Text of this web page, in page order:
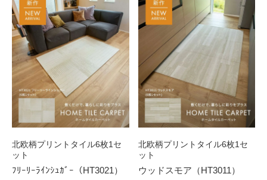
北欧柄プリントタイル6枚1セ
ット
ﾌﾘｰﾘｰﾗｲﾝｼｭｶﾞｰ（HT3021）
北欧柄プリントタイル6枚1セ
ット
ウッドスモア（HT3011）